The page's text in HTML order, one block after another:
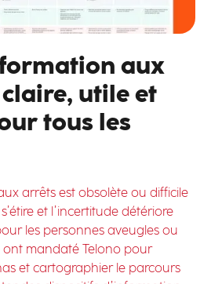
aux
utile et
tous les
arrêts est obsolète ou difficile
et l’incertitude détériore
les personnes aveugles ou
ont mandaté Telono pour
et cartographier le parcours